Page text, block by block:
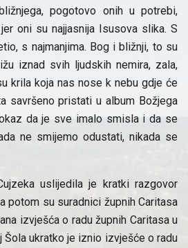
pogotovo onih u potrebi,
oni su najjasnija Isusova slika. S
s najmanjima. Bog i bližnji, to su
iznad svih ljudskih nemira, zala,
krila koja nas nose k nebu gdje će
savršeno pristati u album Božjega
da je sve imalo smisla i da se
ne smijemo odustati, nikada se
uslijedila je kratki razgovor
potom su suradnici župnih Caritasa
izvješća o radu župnih Caritasa u
Šola ukratko je iznio izvješće o radu